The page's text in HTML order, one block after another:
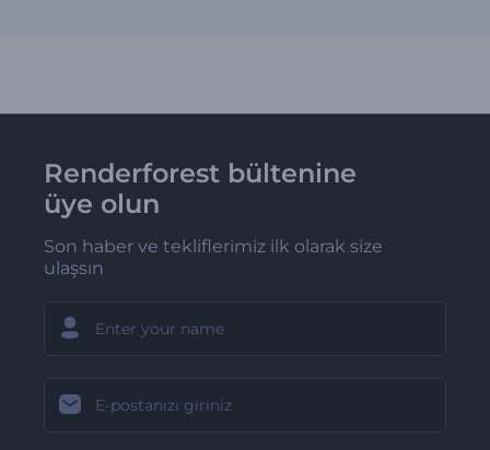
Renderforest bültenine
üye olun
Son haber ve tekliflerimiz ilk olarak size
ulaşsın